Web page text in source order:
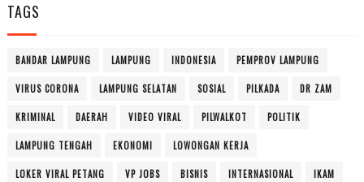
TAGS
BANDAR LAMPUNG LAMPUNG INDONESIA PEMPROV LAMPUNG
VIRUS CORONA LAMPUNG SELATAN SOSIAL PILKADA DR ZAM
KRIMINAL DAERAH VIDEO VIRAL PILWALKOT POLITIK
LAMPUNG TENGAH EKONOMI LOWONGAN KERJA
LOKER VIRAL PETANG VP JOBS BISNIS INTERNASIONAL IKAM